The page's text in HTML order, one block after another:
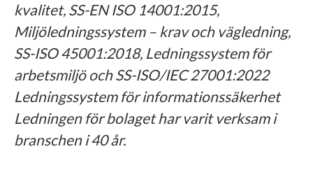
kvalitet, SS-EN ISO 14001:2015,
Miljöledningssystem – krav och vägledning,
SS-ISO 45001:2018, Ledningssystem för
arbetsmiljö och SS-ISO/IEC 27001:2022
Ledningssystem för informationssäkerhet
Ledningen för bolaget har varit verksam i
branschen i 40 år.